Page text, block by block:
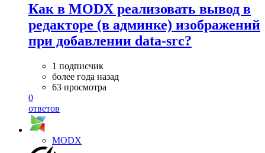
Как в MODX реализовать вывод в
редакторе (в админке) изображений
при добавлении data-src?
1 подписчик
более года назад
63 просмотра
0
ответов
MODX